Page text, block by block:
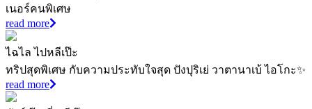
เนอร์คนพิเศษ
read more
ไฉไล ไปหลีเป๊ะ
ทริปสุดพิเศษ กับความประทับใจสุด ปังปุริเย่ วาตานาเบ้ ไอโกะ✨
read more